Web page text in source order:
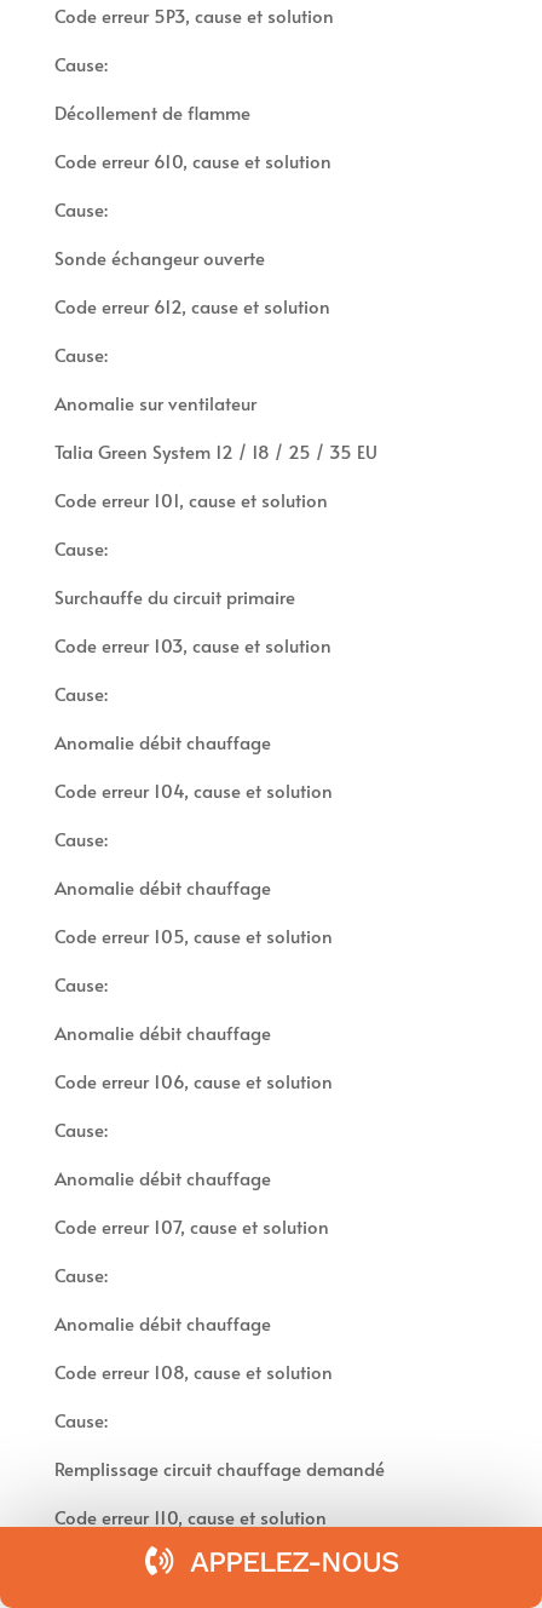
Code erreur 5P3, cause et solution
Cause:
Décollement de flamme
Code erreur 610, cause et solution
Cause:
Sonde échangeur ouverte
Code erreur 612, cause et solution
Cause:
Anomalie sur ventilateur
Talia Green System 12 / 18 / 25 / 35 EU
Code erreur 101, cause et solution
Cause:
Surchauffe du circuit primaire
Code erreur 103, cause et solution
Cause:
Anomalie débit chauffage
Code erreur 104, cause et solution
Cause:
Anomalie débit chauffage
Code erreur 105, cause et solution
Cause:
Anomalie débit chauffage
Code erreur 106, cause et solution
Cause:
Anomalie débit chauffage
Code erreur 107, cause et solution
Cause:
Anomalie débit chauffage
Code erreur 108, cause et solution
Cause:
Remplissage circuit chauffage demandé
Code erreur 110, cause et solution
APPELEZ-NOUS